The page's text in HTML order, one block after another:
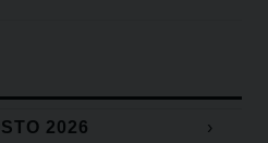
2026
›